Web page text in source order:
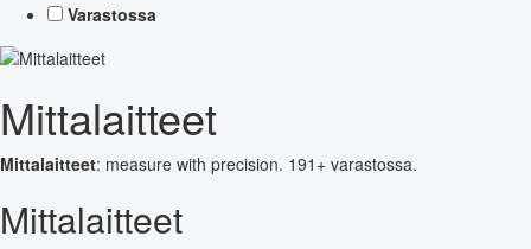
Varastossa
Mittalaitteet
Mittalaitteet: measure with precision. 191+ varastossa.
Mittalaitteet